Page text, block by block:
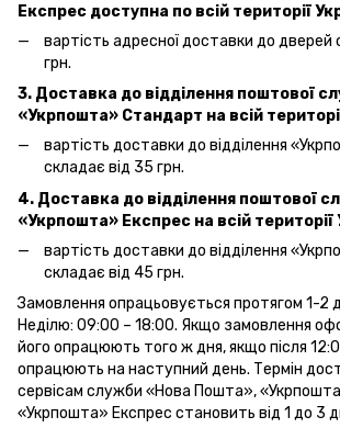
Експрес доступна по всій території
вартість адресної доставки до дверей
грн.
3. Доставка до відділення поштової
«Укрпошта» Стандарт на всій
вартість доставки до відділення
складає від 35 грн.
4. Доставка до відділення поштової
«Укрпошта» Експрес на всій території
вартість доставки до відділення
складає від 45 грн.
Замовлення опрацьовується протягом 1-2
Неділю: 09:00 – 18:00. Якщо замовлення
його опрацюють того ж дня, якщо після
опрацюють на наступний день. Термін
сервісам служби «Нова Пошта»,
«Укрпошта» Експрес становить від 1 до 3